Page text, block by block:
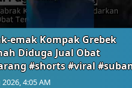
emak Kompak Grebek
Diduga Jual Obat
#shorts #viral
4:05 AM